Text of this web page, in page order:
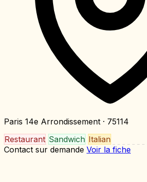
Paris 14e Arrondissement · 75114
Restaurant Sandwich Italian
Contact sur demande Voir la fiche